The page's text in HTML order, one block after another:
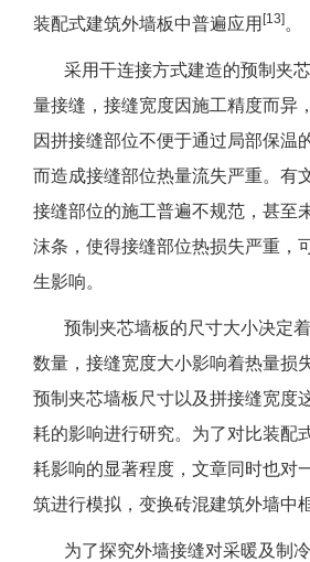
装配式建筑外墙板中普遍应用 [13] 。
采用干连接方式建造的预制夹芯
量接缝，接缝宽度因施工精度而异
因拼接缝部位不便于通过局部保温
而造成接缝部位热量流失严重。有
接缝部位的施工普遍不规范，甚至
沫条，使得接缝部位热损失严重，
生影响。
预制夹芯墙板的尺寸大小决定着
数量，接缝宽度大小影响着热量损
预制夹芯墙板尺寸以及拼接缝宽度
耗的影响进行研究。为了对比装配
耗影响的显著程度，文章同时也对
筑进行模拟，变换砖混建筑外墙中
为了探究外墙接缝对采暖及制冷